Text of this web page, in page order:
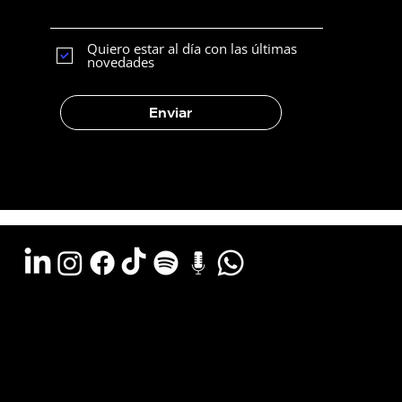
Enviar
Quiero estar al día con las últimas
novedades